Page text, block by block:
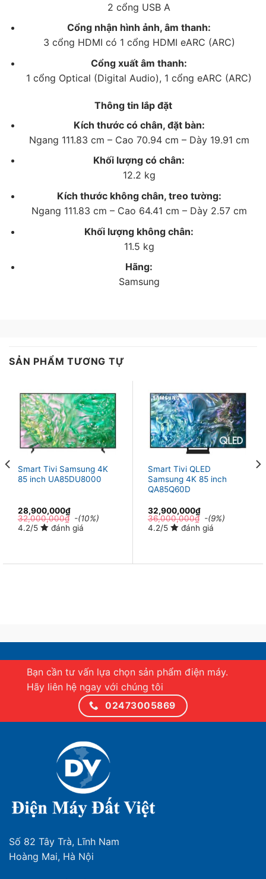
– Tivi Samsung phát hiện vị trí của vật thể trong khung
hình, sau đó điều chỉnh âm thanh dựa theo chuyển
động của vật thể đó. Đây là công nghệ
Tracking Sound (OTS), giúp âm thanh lan tỏa rộng
khắp phòng.
– Đắm chìm trong không gian âm thanh vòm sống
động và bùng nổ vớiQ-Symphony Next, công nghệ
mang đến sự kết hợp tuyệt vời giữa loa tivi và loa
thanh để bạn có trải nghiệm nghe chân thực nhất.
Hệ điều hành
cài đặt trên tivi mang lại trải
nghiệm thú vị với các thẻ chứa thông tin chia thành
nhiều mục được sắp xếp khoa học, sở hữu giao diện
thân thiện dễ dàng làm quen và sử dụng.
ánh sáng mặt trời.
– Tính năng Multi Viewcho phép bạn theo dõi được 2
nội dung cùng lúc trên màn hình tivi.
SmartThings
nhà thông minh, tích hợp IoT Hub và chế độ hiển thị
Trợ lý ảo Bixbycó tiếng Việt giúp người dùng tương
tác và điều khiển tivi bằng giọng nói dễ dàng.
2 cổng USB A
Cổng nhận hình ảnh, âm thanh:
3 cổng HDMI có 1 cổng HDMI eARC (ARC)
Cổng xuất âm thanh:
1 cổng Optical (Digital Audio), 1 cổng eARC (ARC)
Thông tin lắp đặt
Kích thước có chân, đặt bàn:
Ngang 111.83 cm – Cao 70.94 cm – Dày 19.91 cm
Khối lượng có chân:
12.2 kg
Kích thước không chân, treo tường:
Ngang 111.83 cm – Cao 64.41 cm – Dày 2.57 cm
Khối lượng không chân:
11.5 kg
Hãng:
Samsung
SẢN PHẨM TƯƠNG TỰ
Smart Tivi Samsung 4K
85 inch UA85DU8000
28,900,000₫
32,000,000₫ -(10%)
4.2/5
đánh giá
Smart Tivi QLED
Samsung 4K 85 inch
QA85Q60D
32,900,000₫
36,000,000₫ -(9%)
4.2/5
đánh giá
Bạn cần tư vấn lựa chọn sản phẩm điện máy.
Hãy liên hệ ngay với chúng tôi
02473005869
Số 82 Tây Trà, Lĩnh Nam
Hoàng Mai, Hà Nội